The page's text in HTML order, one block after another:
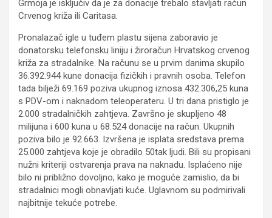
Grmoja je isključiv da je za donacije trebalo stavljati račun
Crvenog križa ili Caritasa.
Pronalazač igle u tuđem plastu sijena zaboravio je
donatorsku telefonsku liniju i žiroračun Hrvatskog crvenog
križa za stradalnike. Na računu se u prvim danima skupilo
36.392.944 kune donacija fizičkih i pravnih osoba. Telefon
tada bilježi 69.169 poziva ukupnog iznosa 432.306,25 kuna
s PDV-om i naknadom teleoperateru. U tri dana pristiglo je
2.000 stradalničkih zahtjeva. Završno je skupljeno 48
milijuna i 600 kuna u 68.524 donacije na račun. Ukupnih
poziva bilo je 92.663. Izvršena je isplata sredstava prema
25.000 zahtjeva koje je obradilo 50tak ljudi. Bili su propisani
nužni kriteriji ostvarenja prava na naknadu. Isplaćeno nije
bilo ni približno dovoljno, kako je moguće zamislio, da bi
stradalnici mogli obnavljati kuće. Uglavnom su podmirivali
najbitnije tekuće potrebe.